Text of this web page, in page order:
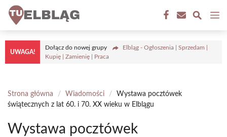
Przejdź
treści
UWAGA!
Dołącz do nowej grupy
Elbląg - Ogłoszenia | Sprzedam |
Kupię | Zamienię | Praca
Strona główna / Wiadomości /
Wystawa pocztówek
świątecznych z lat 60. i 70. XX wieku w Elblągu
Wystawa pocztówek